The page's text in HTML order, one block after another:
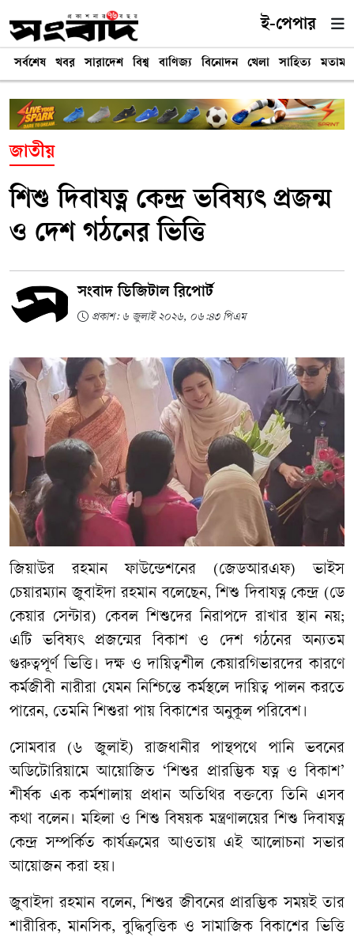
ই-পেপার
সর্বশেষ খবর সারাদেশ বিশ্ব বাণিজ্য বিনোদন খেলা সাহিত্য মতামত
জাতীয়
শিশু দিবাযত্ন কেন্দ্র ভবিষ্যৎ প্রজন্ম
ও দেশ গঠনের ভিত্তি
সংবাদ ডিজিটাল রিপোর্ট
প্রকাশ: ৬ জুলাই ২০২৬, ০৬:৪৩ পিএম
জিয়াউর রহমান ফাউন্ডেশনের (জেডআরএফ) ভাইস
চেয়ারম্যান জুবাইদা রহমান বলেছেন, শিশু দিবাযত্ন কেন্দ্র (ডে
কেয়ার সেন্টার) কেবল শিশুদের নিরাপদে রাখার স্থান নয়;
এটি ভবিষ্যৎ প্রজন্মের বিকাশ ও দেশ গঠনের অন্যতম
গুরুত্বপূর্ণ ভিত্তি। দক্ষ ও দায়িত্বশীল কেয়ারগিভারদের কারণে
কর্মজীবী নারীরা যেমন নিশ্চিন্তে কর্মস্থলে দায়িত্ব পালন করতে
পারেন, তেমনি শিশুরা পায় বিকাশের অনুকূল পরিবেশ।
সোমবার (৬ জুলাই) রাজধানীর পান্থপথে পানি ভবনের
অডিটোরিয়ামে আয়োজিত ‘শিশুর প্রারম্ভিক যত্ন ও বিকাশ’
শীর্ষক এক কর্মশালায় প্রধান অতিথির বক্তব্যে তিনি এসব
কথা বলেন। মহিলা ও শিশু বিষয়ক মন্ত্রণালয়ের শিশু দিবাযত্ন
কেন্দ্র সম্পর্কিত কার্যক্রমের আওতায় এই আলোচনা সভার
আয়োজন করা হয়।
জুবাইদা রহমান বলেন, শিশুর জীবনের প্রারম্ভিক সময়ই তার
শারীরিক, মানসিক, বুদ্ধিবৃত্তিক ও সামাজিক বিকাশের ভিত্তি